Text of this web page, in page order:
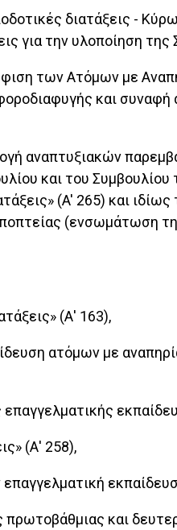
διατάξεις -
για την υλοποίηση
των Ατόμων με
και συναφή
αναπτυξιακών
και του Συμβουλίου
(A' 265) και
(ενσωμάτωση
(Α' 163),
ατόμων με
(Α' 258),
και